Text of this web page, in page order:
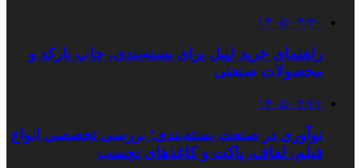
۱۴۰۵/۰۳/۳۰
راهنمای خرید لیبل برای بسته‌بندی، چاپ بارکد و
محصولات صنعتی
۱۴۰۵/۰۳/۲۱
نوآوری در صنعت بسته‌بندی؛ بررسی تخصصی انواع
فیلم، لفاف، پاکت و کاغذهای نچسب